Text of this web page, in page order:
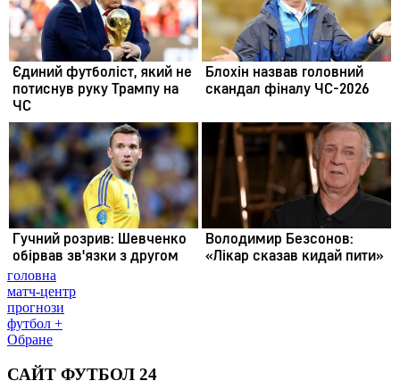
головна
матч-центр
прогнози
футбол +
Обране
САЙТ ФУТБОЛ 24